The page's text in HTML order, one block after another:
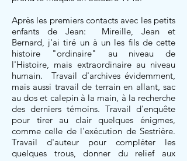
Après les premiers contacts avec les petits
enfants de Jean: Mireille, Jean et
Bernard, j'ai tiré un à un les fils de cette
histoire "ordinaire" au niveau de
l'Histoire, mais extraordinaire au niveau
humain. Travail d'archives évidemment,
mais aussi travail de terrain en allant, sac
au dos et calepin à la main, à la recherche
des derniers témoins. Travail d'enquête
pour tirer au clair quelques énigmes,
comme celle de l'exécution de Sestrière.
Travail d'auteur pour compléter les
quelques trous, donner du relief aux